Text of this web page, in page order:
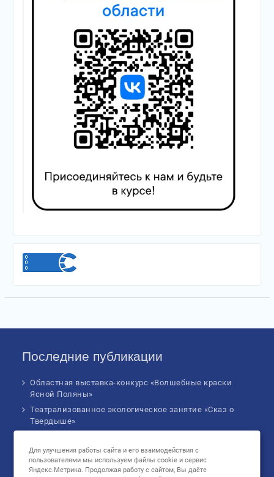
Последние публикации
Областная выставка-конкурс «Волшебные краски
Ясной Поляны»
Театрализованное экологическое занятие «Сказ о
Твердыше»
форума
Музыкальное бинго!
Для улучшения работы сайта и его взаимодействия с
пользователями мы используем файлы cookie и сервис
Яндекс.Метрика. Продолжая работу с сайтом, Вы даёте